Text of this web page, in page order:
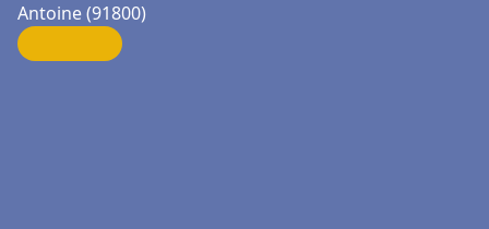
Antoine (91800)